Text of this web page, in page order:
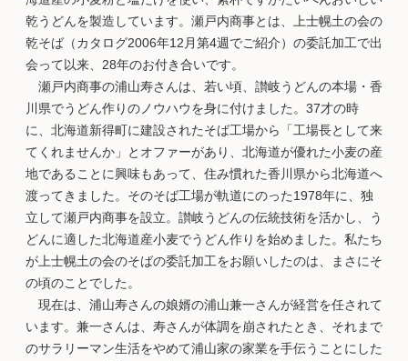
乾うどんを製造しています。瀬戸内商事とは、上士幌土の会の
乾そば（カタログ2006年12月第4週でご紹介）の委託加工で出
会って以来、28年のお付き合いです。
瀬戸内商事の浦山寿さんは、若い頃、讃岐うどんの本場・香
川県でうどん作りのノウハウを身に付けました。37才の時
に、北海道新得町に建設されたそば工場から「工場長として来
てくれませんか」とオファーがあり、北海道が優れた小麦の産
地であることに興味もあって、住み慣れた香川県から北海道へ
渡ってきました。そのそば工場が軌道にのった1978年に、独
立して瀬戸内商事を設立。讃岐うどんの伝統技術を活かし、う
どんに適した北海道産小麦でうどん作りを始めました。私たち
が上士幌土の会のそばの委託加工をお願いしたのは、まさにそ
の頃のことでした。
現在は、浦山寿さんの娘婿の浦山兼一さんが経営を任されて
います。兼一さんは、寿さんが体調を崩されたとき、それまで
のサラリーマン生活をやめて浦山家の家業を手伝うことにした